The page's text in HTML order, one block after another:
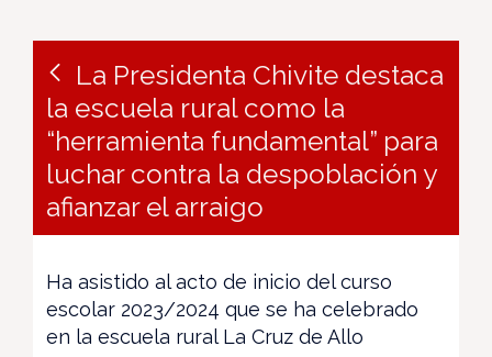
La Presidenta Chivite destaca
la escuela rural como la
“herramienta fundamental” para
luchar contra la despoblación y
afianzar el arraigo
Ha asistido al acto de inicio del curso
escolar 2023/2024 que se ha celebrado
en la escuela rural La Cruz de Allo